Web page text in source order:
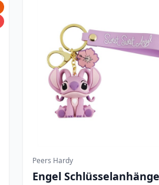
Peers Hardy
Engel